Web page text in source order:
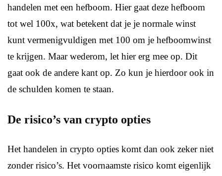
handelen met een hefboom. Hier gaat deze hefboom
tot wel 100x, wat betekent dat je je normale winst
kunt vermenigvuldigen met 100 om je hefboomwinst
te krijgen. Maar wederom, let hier erg mee op. Dit
gaat ook de andere kant op. Zo kun je hierdoor ook in
de schulden komen te staan.
De risico’s van crypto opties
Het handelen in crypto opties komt dan ook zeker niet
zonder risico’s. Het voornaamste risico komt eigenlijk